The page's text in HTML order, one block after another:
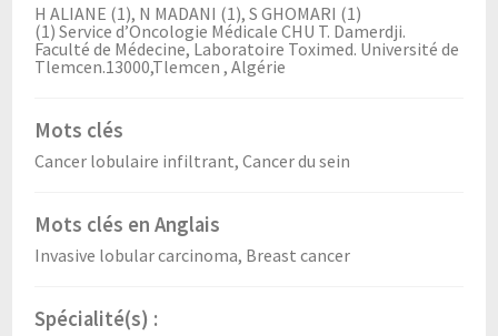
H ALIANE (1), N MADANI (1), S GHOMARI (1)
(1) Service d’Oncologie Médicale CHU T. Damerdji.
Faculté de Médecine, Laboratoire Toximed. Université de
Tlemcen.13000,Tlemcen , Algérie
Mots clés
Cancer lobulaire infiltrant, Cancer du sein
Mots clés en Anglais
Invasive lobular carcinoma, Breast cancer
Spécialité(s) :